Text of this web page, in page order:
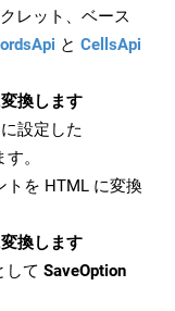
レット、ベース
と CellsApi
換します
設定した
。
トを HTML に変換
換します
して SaveOption